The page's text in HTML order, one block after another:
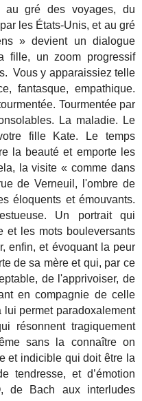
au gré des voyages, du
les États-Unis, et au gré
» devient un dialogue
fille, un zoom progressif
Vous y apparaissiez telle
fantasque, empathique.
Tourmentée par
La maladie. Le
fille Kate. Le temps
la beauté et emporte les
la visite « comme dans
de Verneuil, l'ombre de
éloquents et émouvants.
Un portrait qui
et les mots bouleversants
enfin, et évoquant la peur
de sa mère et qui, par ce
de l'apprivoiser, de
en compagnie de celle
permet paradoxalement
résonnent tragiquement
sans la connaître on
et indicible qui doit être la
tendresse, et d’émotion
de Bach aux interludes